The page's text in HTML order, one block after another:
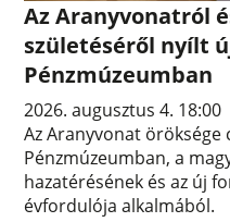
Az Aranyvonatról
születéséről nyílt
Pénzmúzeumban
2026. augusztus 4. 18:00
Az Aranyvonat
Pénzmúzeumban, a
hazatérésének és az új
évfordulója alkalmából.